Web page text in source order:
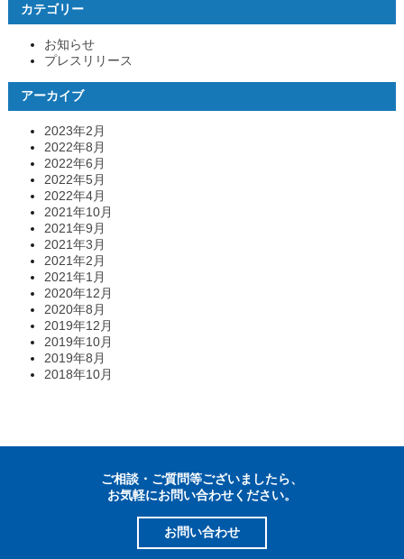
カテゴリー
お知らせ
プレスリリース
アーカイブ
2023年2月
2022年8月
2022年6月
2022年5月
2022年4月
2021年10月
2021年9月
2021年3月
2021年2月
2021年1月
2020年12月
2020年8月
2019年12月
2019年10月
2019年8月
2018年10月
ご相談・ご質問等ございましたら、
お気軽にお問い合わせください。
お問い合わせ